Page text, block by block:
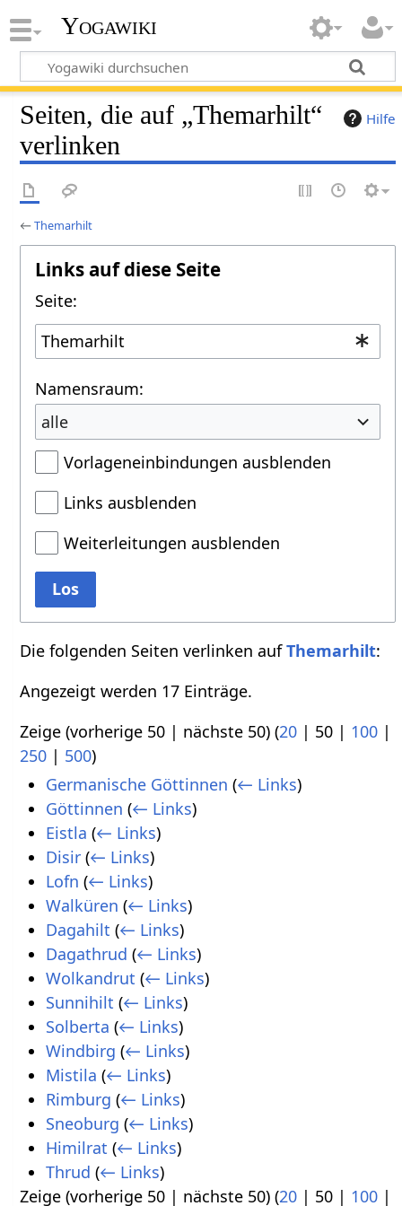
Yogawiki
Hilfe
Seiten, die auf „Themarhilt“
verlinken
←Themarhilt
Links auf diese Seite
Seite:
Namensraum:
alle
Vorlageneinbindungen ausblenden
Links ausblenden
Weiterleitungen ausblenden
Los
Die folgenden Seiten verlinken aufThemarhilt:
Angezeigt werden 17 Einträge.
Zeige (vorherige 50 | nächste 50) (20 | 50 | 100 |
250 | 500)
Germanische Göttinnen (← Links)
Göttinnen (← Links)
Eistla (← Links)
Disir (← Links)
Lofn (← Links)
Walküren (← Links)
Dagahilt (← Links)
Dagathrud (← Links)
Wolkandrut (← Links)
Sunnihilt (← Links)
Solberta (← Links)
Windbirg (← Links)
Mistila (← Links)
Rimburg (← Links)
Sneoburg (← Links)
Himilrat (← Links)
Thrud (← Links)
Zeige (vorherige 50 | nächste 50) (20 | 50 | 100 |